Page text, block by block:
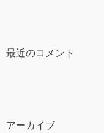
最近のコメント
アーカイブ